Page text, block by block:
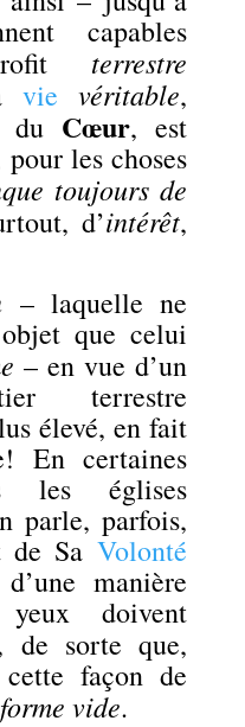
capables
terrestre
vie véritable,
du Cœur, est
les choses
toujours de
d’intérêt,
– laquelle ne
que celui
– en vue d’un
terrestre
élevé, en fait
En certaines
les églises
parle, parfois,
Sa Volonté
manière
doivent
de sorte que,
façon de
forme vide.